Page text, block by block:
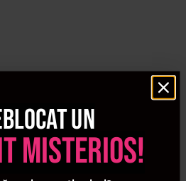
care nu lucreaza in
sa aiba la indemana aparate de
momentele in care vizita la salon
de tuns profesionala poate fi
oricine, datorita design-ului
taiere: putem spune ca te va
un
misterios!